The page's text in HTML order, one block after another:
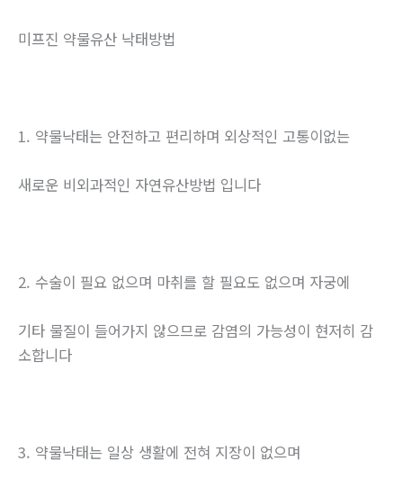
미프진 약물유산 낙태방법
1. 약물낙태는 안전하고 편리하며 외상적인 고통이없는
새로운 비외과적인 자연유산방법 입니다
2. 수술이 필요 없으며 마취를 할 필요도 없으며 자궁에
기타 물질이 들어가지 않으므로 감염의 가능성이 현저히 감
소합니다
3. 약물낙태는 일상 생활에 전혀 지장이 없으며